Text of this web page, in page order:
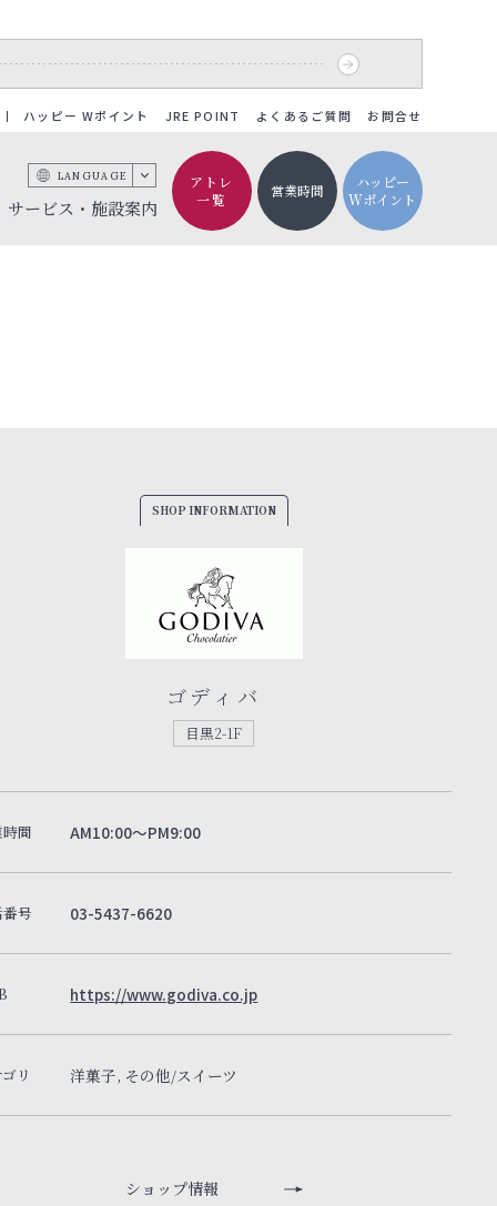
ハッピー Wポイント JRE POINT よくあるご質問 お問合せ
サービス・施設案内
LANGUAGE
アトレ
一覧
営業時間
ハッピー
Wポイント
SHOP INFORMATION
ゴディバ
目黒2-1F
間 AM10:00～PM9:00
号 03-5437-6620
https://www.godiva.co.jp
リ 洋菓子, その他/スイーツ
ショップ情報